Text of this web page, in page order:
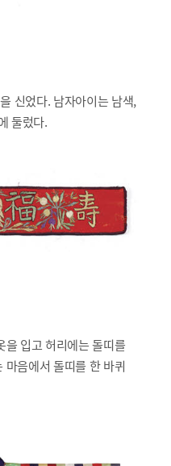
신었다. 남자아이는 남색,
둘렀다.
을 입고 허리에는 돌띠를
음에서 돌띠를 한 바퀴